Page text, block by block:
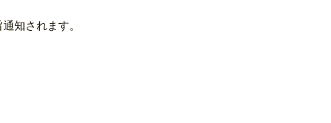
知されます。